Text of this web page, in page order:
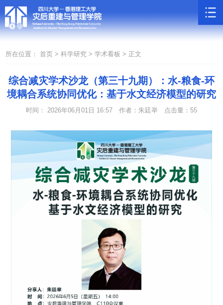
所在位置： 首页 >科学研究 >学术看板 > 正文
综合减灾学术沙龙（第三十九期）：水-粮食-环
境耦合系统协同优化：基于水文经济模型的研究
时间： 2026年06月01日 16:57 作者：朱廷举 点击量： 55